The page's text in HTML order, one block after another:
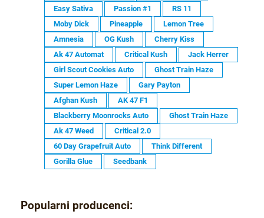
Easy Sativa
Passion #1
RS 11
Moby Dick
Pineapple
Lemon Tree
Amnesia
OG Kush
Cherry Kiss
Ak 47 Automat
Critical Kush
Jack Herrer
Girl Scout Cookies Auto
Ghost Train Haze
Super Lemon Haze
Gary Payton
Afghan Kush
AK 47 F1
Blackberry Moonrocks Auto
Ghost Train Haze
Ak 47 Weed
Critical 2.0
60 Day Grapefruit Auto
Think Different
Gorilla Glue
Seedbank
Popularni producenci: